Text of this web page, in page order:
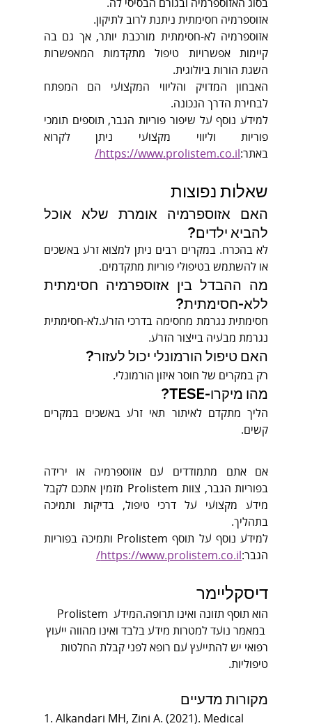
בסוג האזוספרמיה ובגורם הבסיסי לה.
אזוספרמיה חסימתית ניתנת לרוב לתיקון.
השגת הורות ביולוגית.
לבחירת הדרך הנכונה.
באתר:https://www.prolistem.co.il/
שאלות נפוצות
להביא ילדים?
או להשתמש בטיפולי פוריות מתקדמים.
ללא-חסימתית?
נגרמת מבעיה בייצור הזרע.
האם טיפול הורמונלי יכול לעזור?
רק במקרים של חוסר איזון הורמונלי.
מהו מיקרו-TESE?
קשים.
בתהליך.
הגבר:https://www.prolistem.co.il/
דיסקליימר
Prolistem הוא תוסף תזונה ואינו תרופה.המידע
רפואי יש להתייעץ עם רופא לפני קבלת החלטות
טיפוליות.
מקורות מדעיים
1. Alkandari MH, Zini A. (2021). Medical